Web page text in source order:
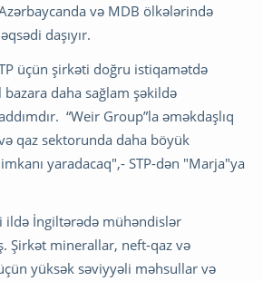
və MDB ölkələrində
daşıyır.
üçün şirkəti doğru istiqamətdə
daha sağlam şəkildə
“Weir Group”la əməkdaşlıq
qaz sektorunda daha böyük
yaradacaq",- STP-dən "Marja"ya
ildə İngiltərədə mühəndislər
Şirkət minerallar, neft-qaz və
yüksək səviyyəli məhsullar və